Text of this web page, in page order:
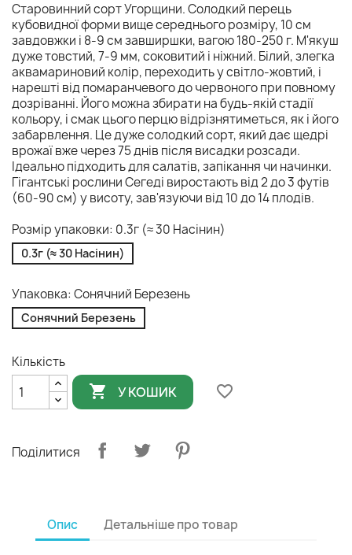
Старовинний сорт Угорщини. Солодкий перець
кубовидної форми вище середнього розміру, 10 см
завдовжки і 8-9 см завширшки, вагою 180-250 г. М'якуш
дуже товстий, 7-9 мм, соковитий і ніжний. Білий, злегка
аквамариновий колір, переходить у світло-жовтий, і
нарешті від помаранчевого до червоного при повному
дозріванні. Його можна збирати на будь-якій стадії
кольору, і смак цього перцю відрізнятиметься, як і його
забарвлення. Це дуже солодкий сорт, який дає щедрі
врожаї вже через 75 днів після висадки розсади.
Ідеально підходить для салатів, запікання чи начинки.
Гігантські рослини Сегеді виростають від 2 до 3 футів
(60-90 см) у висоту, зав'язуючи від 10 до 14 плодів.
Розмір упаковки: 0.3г (≈ 30 Насінин)
0.3г (≈ 30 Насінин)
Упаковка: Сонячний Березень
Сонячний Березень
Кількість
 У КОШИК favorite_border
Поділитися
Опис Детальніше про товар